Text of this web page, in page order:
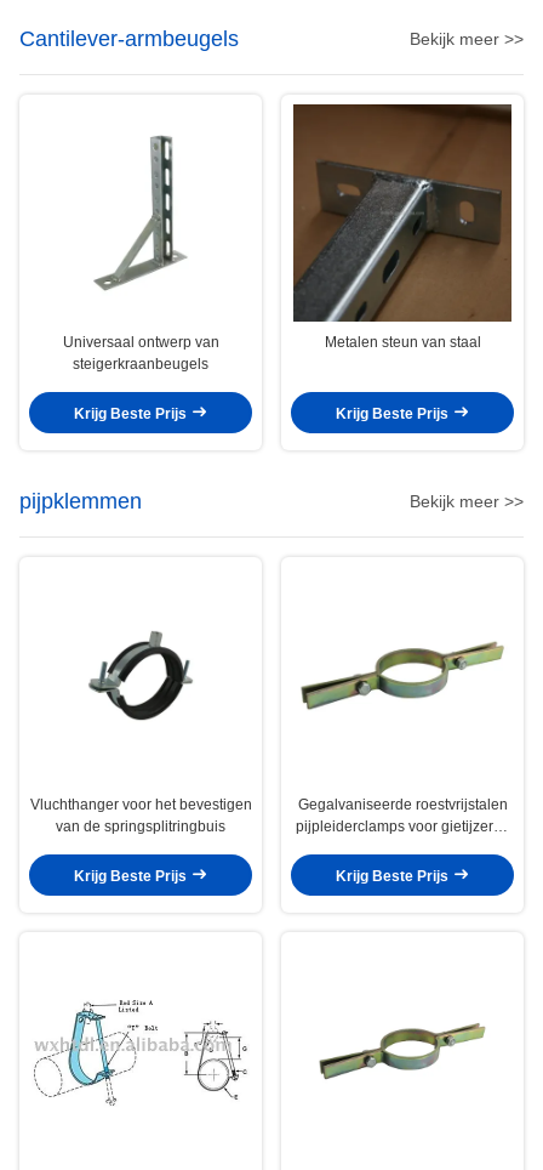
Cantilever-armbeugels Bekijk meer >>
Universaal ontwerp van
steigerkraanbeugels
Krijg Beste Prijs
Metalen steun van staal
Krijg Beste Prijs
pijpklemmen Bekijk meer >>
Vluchthanger voor het bevestigen
van de springsplitringbuis
Krijg Beste Prijs
Gegalvaniseerde roestvrijstalen
pijpleiderclamps voor gietijzeren
Krijg Beste Prijs